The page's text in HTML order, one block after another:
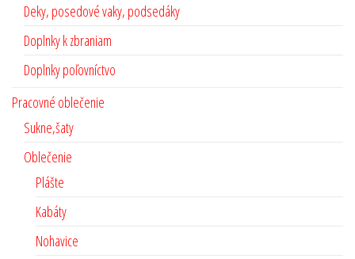
Deky, posedové vaky, podsedáky
Doplnky k zbraniam
Doplnky poľovníctvo
Pracovné oblečenie
Sukne,šaty
Oblečenie
Plášte
Kabáty
Nohavice